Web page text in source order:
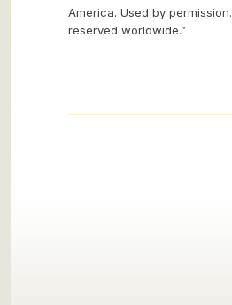
America. Used by
reserved worldwide.”